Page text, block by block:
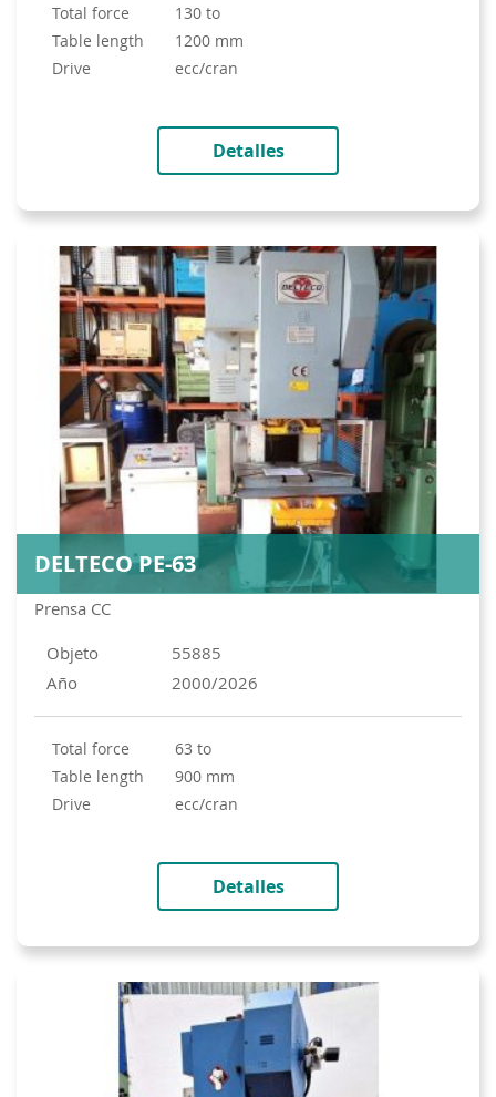
total force
130 to
table length
1200 mm
drive
ecc/cran
Detalles
Prensa CC
DELTECO PE-63
Objeto
55885
Año
2000/2026
total force
63 to
table length
900 mm
drive
ecc/cran
Detalles